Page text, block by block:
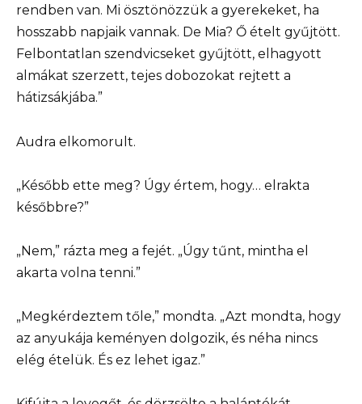
rendben van. Mi ösztönözzük a gyerekeket, ha
hosszabb napjaik vannak. De Mia? Ő ételt gyűjtött.
Felbontatlan szendvicseket gyűjtött, elhagyott
almákat szerzett, tejes dobozokat rejtett a
hátizsákjába.”
Audra elkomorult.
„Később ette meg? Úgy értem, hogy… elrakta
későbbre?”
„Nem,” rázta meg a fejét. „Úgy tűnt, mintha el
akarta volna tenni.”
„Megkérdeztem tőle,” mondta. „Azt mondta, hogy
az anyukája keményen dolgozik, és néha nincs
elég ételük. És ez lehet igaz.”